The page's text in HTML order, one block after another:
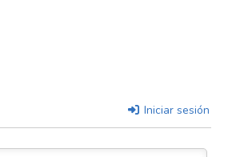
Iniciar sesión